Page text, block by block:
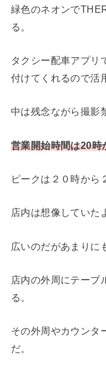
緑色のネオンで
る。
タクシー配車アプリ
付けてくれるので活
中は残念ながら撮影
営業開始時間は20時
ピークは２０時から
店内は想像していた
広いのだがあまりに
店内の外周にテーブ
る。
その外周やカウンタ
だ。